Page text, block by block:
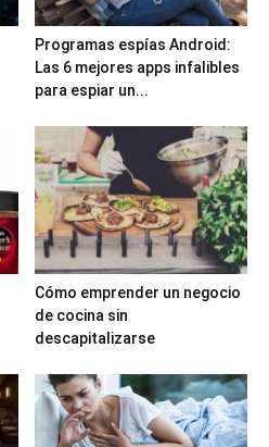
Programas espías Android:
Las 6 mejores apps infalibles
para espiar un...
Cómo emprender un negocio
de cocina sin
descapitalizarse